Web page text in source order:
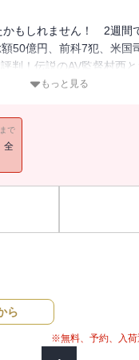
もしれません！ 2週間
50億円、前科7犯、米
！伝説のAV監督村西
、ナイス（！）なペー
もっと見る
で
全
ら
※無料、予約、入荷